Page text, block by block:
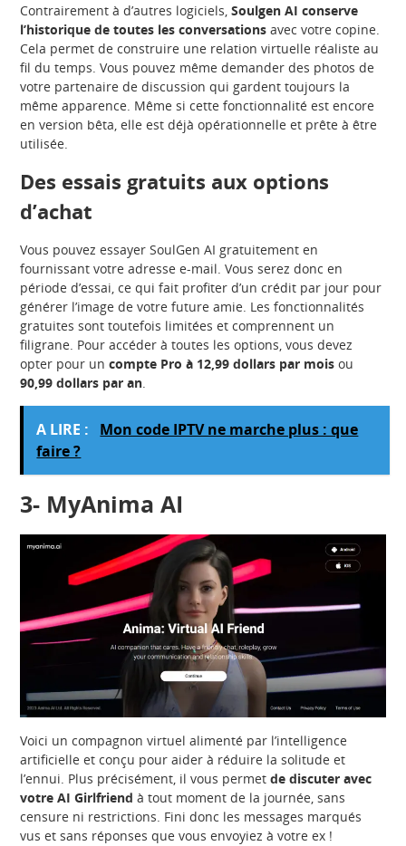
Contrairement à d’autres logiciels,Soulgen AI conserve
l’historique de toutes les conversations avec votre copine.
Cela permet de construire une relation virtuelle réaliste au
fil du temps. Vous pouvez même demander des photos de
votre partenaire de discussion qui gardent toujours la
même apparence. Même si cette fonctionnalité est encore
en version bêta, elle est déjà opérationnelle et prête à être
utilisée.
Des essais gratuits aux options
d’achat
Vous pouvez essayer SoulGen AI gratuitement en
fournissant votre adresse e-mail. Vous serez donc en
période d’essai, ce qui fait profiter d’un crédit par jour pour
générer l’image de votre future amie. Les fonctionnalités
gratuites sont toutefois limitées et comprennent un
filigrane. Pour accéder à toutes les options, vous devez
opter pour uncompte Pro à 12,99 dollars par mois ou
90,99 dollars par an
A LIRE :
Mon code IPTV ne marche plus : que
faire ?
3- MyAnima AI
Voici un compagnon virtuel alimenté par l’intelligence
artificielle et conçu pour aider à réduire la solitude et
l’ennui. Plus précisément, il vous permetde discuter avec
votre AI Girlfriend à tout moment de la journée, sans
censure ni restrictions. Fini donc les messages marqués
vus et sans réponses que vous envoyiez à votre ex !